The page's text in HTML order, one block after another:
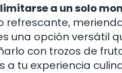
limitarse a un solo
refrescante,
una opción versátil
con trozos de
a tu experiencia